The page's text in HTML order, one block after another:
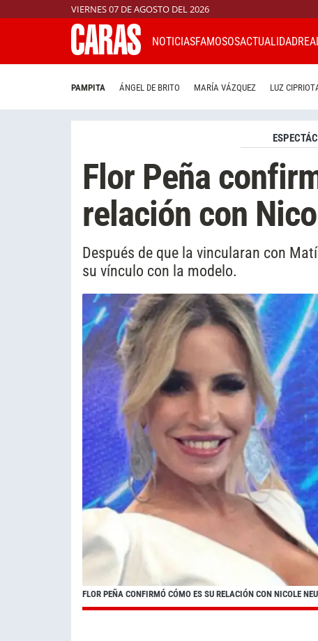
VIERNES 07 DE AGOSTO DEL 2026
NOTICIASFAMOSOSACTUALIDAD
PAMPITA ÁNGEL DE BRITO MARÍA VÁZQUEZ LUZ
Flor Peña
relación con
Después de que la vincularan con
su vínculo con la modelo.
FLOR PEÑA CONFIRMÓ CÓMO ES SU RELACIÓN CON NICOLE